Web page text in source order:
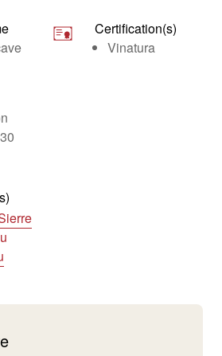
Certification(s)
Vinatura